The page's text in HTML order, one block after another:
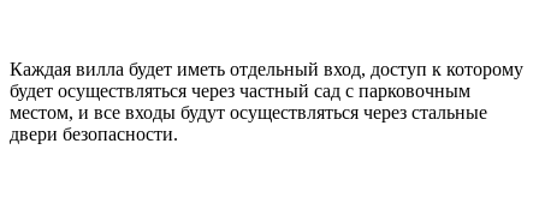
Каждая вилла будет иметь отдельный вход, доступ к которому
будет осуществляться через частный сад с парковочным
местом, и все входы будут осуществляться через стальные
двери безопасности.